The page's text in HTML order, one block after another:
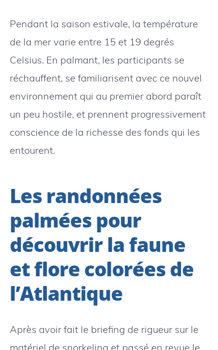
Pendant la saison estivale, la température
de la mer varie entre 15 et 19 degrés
Celsius. En palmant, les participants se
réchauffent, se familiarisent avec ce nouvel
environnement qui au premier abord paraît
un peu hostile, et prennent progressivement
conscience de la richesse des fonds qui les
entourent.
Les randonnées
palmées pour
découvrir la faune
et flore colorées de
l’Atlantique
Après avoir fait le briefing de rigueur sur le
matériel de snorkeling et passé en revue le